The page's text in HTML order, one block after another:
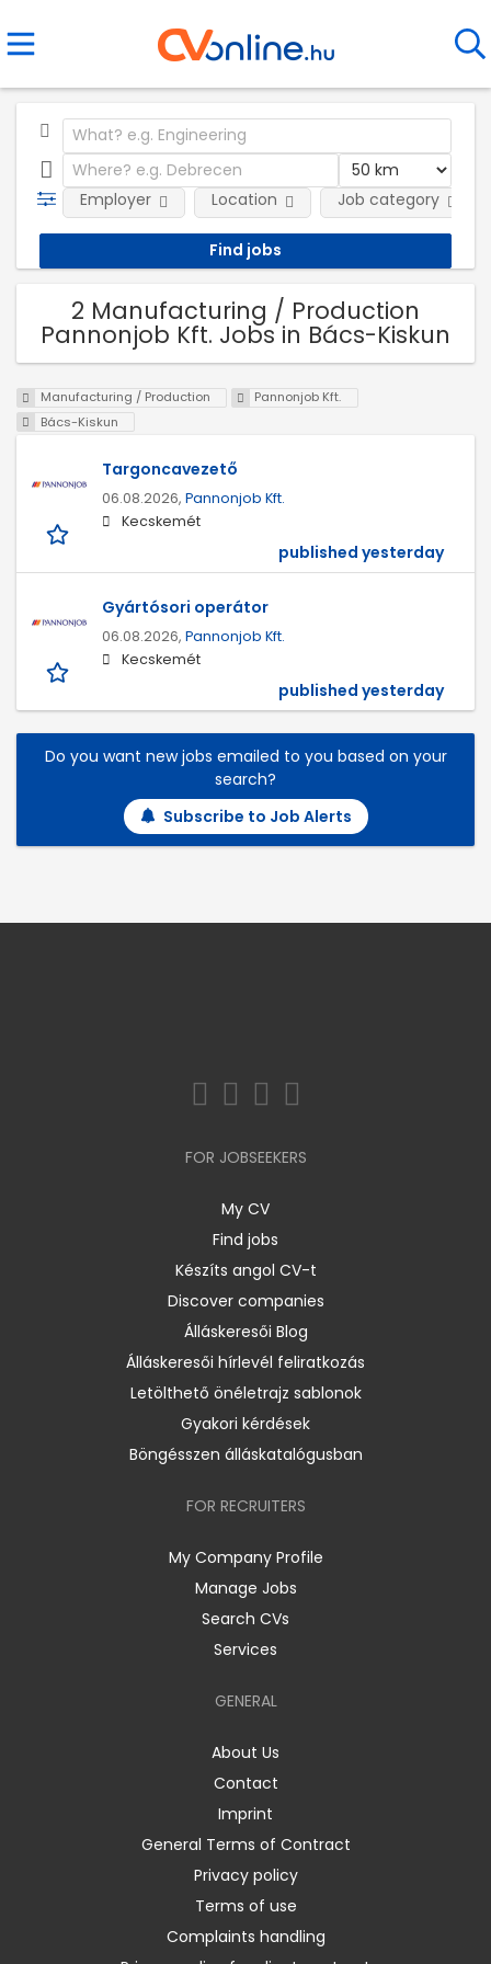
Employer Location Job category
2 Manufacturing / Production
Pannonjob Kft. Jobs in Bács-Kiskun
Manufacturing / Production
Pannonjob Kft.
Bács-Kiskun
Targoncavezető
06.08.2026, Pannonjob Kft.
Kecskemét
published yesterday
Gyártósori operátor
06.08.2026, Pannonjob Kft.
Kecskemét
published yesterday
Do you want new jobs emailed to you based on your
search?
Subscribe to Job Alerts
FOR JOBSEEKERS
My CV
Find jobs
Készíts angol CV-t
Discover companies
Álláskeresői Blog
Álláskeresői hírlevél feliratkozás
Letölthető önéletrajz sablonok
Gyakori kérdések
Böngésszen álláskatalógusban
FOR RECRUITERS
My Company Profile
Manage Jobs
Search CVs
Services
GENERAL
About Us
Contact
Imprint
General Terms of Contract
Privacy policy
Terms of use
Complaints handling